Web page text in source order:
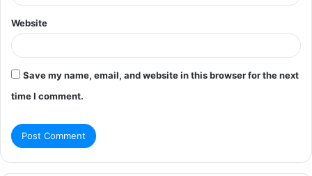
Website
Save my name, email, and website in this browser for the next
time I comment.